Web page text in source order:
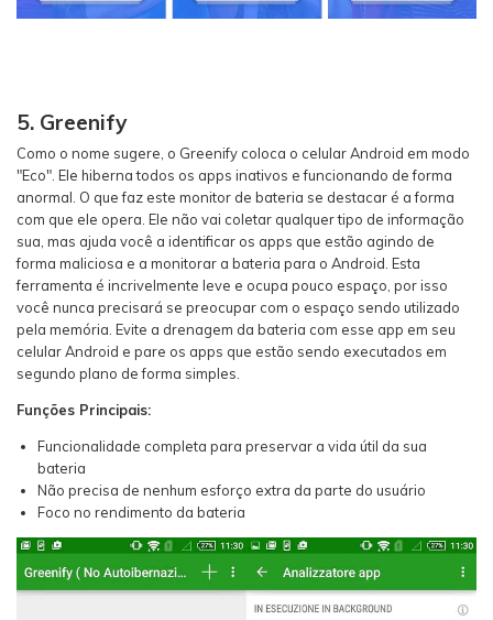
5. Greenify
Como o nome sugere, o Greenify coloca o celular Android em modo
"Eco". Ele hiberna todos os apps inativos e funcionando de forma
anormal. O que faz este monitor de bateria se destacar é a forma
com que ele opera. Ele não vai coletar qualquer tipo de informação
sua, mas ajuda você a identificar os apps que estão agindo de
forma maliciosa e a monitorar a bateria para o Android. Esta
ferramenta é incrivelmente leve e ocupa pouco espaço, por isso
você nunca precisará se preocupar com o espaço sendo utilizado
pela memória. Evite a drenagem da bateria com esse app em seu
celular Android e pare os apps que estão sendo executados em
segundo plano de forma simples.
Funções Principais:
Funcionalidade completa para preservar a vida útil da sua
bateria
Não precisa de nenhum esforço extra da parte do usuário
Foco no rendimento da bateria